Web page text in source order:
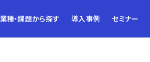
業種・課題から探す 導入事例 セミナー